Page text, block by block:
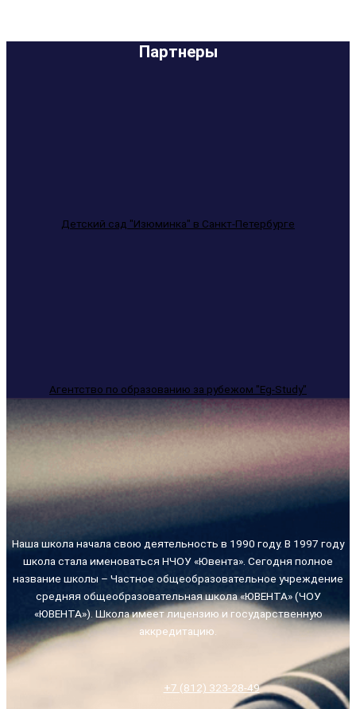
Партнеры
Детский сад "Изюминка" в Санкт-Петербурге
Агентство по образованию за рубежом "Eg-Study"
Наша школа начала свою деятельность в 1990 году. В 1997 году
школа стала именоваться НЧОУ «Ювента». Сегодня полное
название школы – Частное общеобразовательное учреждение
средняя общеобразовательная школа «ЮВЕНТА» (ЧОУ
«ЮВЕНТА»). Школа имеет лицензию и государственную
аккредитацию.
+7 (812) 323-28-49